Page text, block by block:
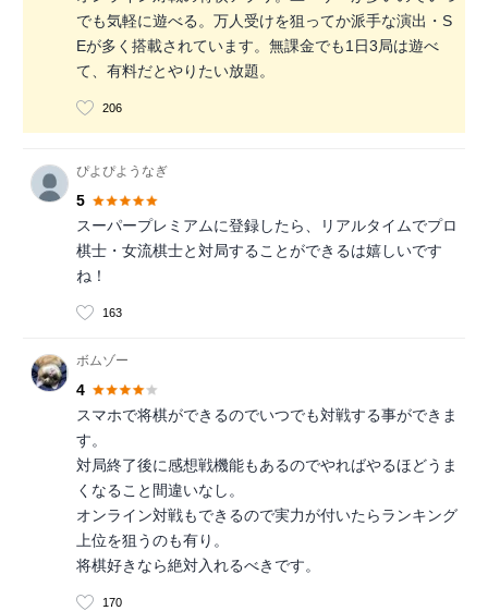
でも気軽に遊べる。万人受けを狙ってか派手な演出・S
Eが多く搭載されています。無課金でも1日3局は遊べ
て、有料だとやりたい放題。
206
ぴよぴようなぎ
5
スーパープレミアムに登録したら、リアルタイムでプロ
棋士・女流棋士と対局することができるは嬉しいです
ね！
163
ボムゾー
4
スマホで将棋ができるのでいつでも対戦する事ができま
す。
対局終了後に感想戦機能もあるのでやればやるほどうま
くなること間違いなし。
オンライン対戦もできるので実力が付いたらランキング
上位を狙うのも有り。
将棋好きなら絶対入れるべきです。
170